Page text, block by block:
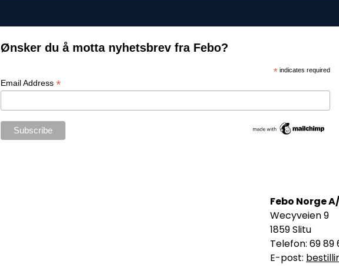
Ønsker du å motta nyhetsbrev fra Febo?
*indicates required
Email Address *
Febo Norge
Wecyveien 9
1859 Slitu
Telefon: 69 89
E-post: